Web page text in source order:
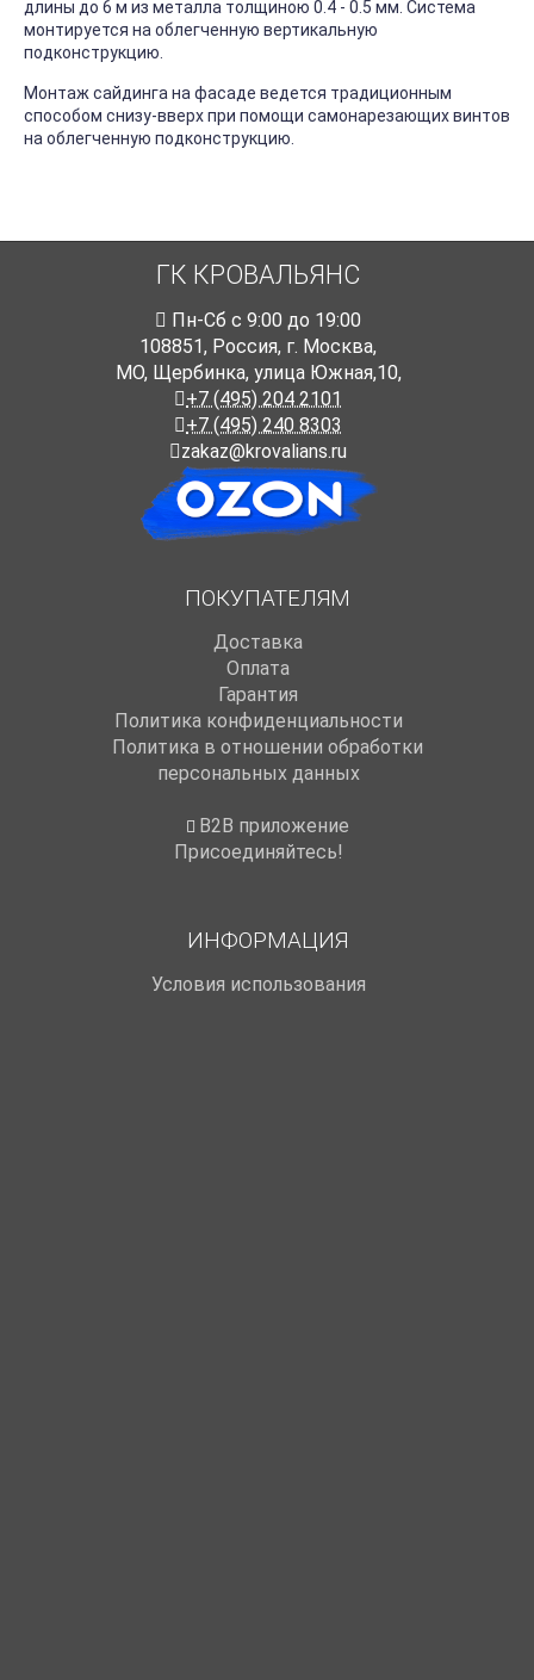
длины до 6 м из металла толщиною 0.4 - 0.5 мм. Система
монтируется на облегченную вертикальную
подконструкцию.
Монтаж сайдинга на фасаде ведется традиционным
способом снизу-вверх при помощи самонарезающих винтов
на облегченную подконструкцию.
ГК КРОВАЛЬЯНС
Пн-Cб с 9:00 до 19:00
108851, Россия, г. Москва,
МО, Щербинка, улица Южная,10,
+7 (495) 204 2101
+7 (495) 240 8303
zakaz@krovalians.ru
ПОКУПАТЕЛЯМ
Доставка
Оплата
Гарантия
Политика конфиденциальности
Политика в отношении обработки
персональных данных
B2B приложение
Присоединяйтесь!
ИНФОРМАЦИЯ
Условия использования